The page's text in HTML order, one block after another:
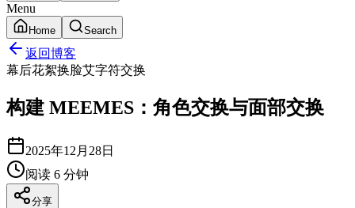
Menu
Home Search
返回博客
幕后花絮换脸艾字符交换
构建 MEEMES：角色交换与面部交换
2025年12月28日
阅读 6 分钟
分享